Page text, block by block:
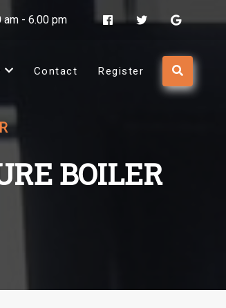
am - 6.00 pm
Contact Register
BOILER